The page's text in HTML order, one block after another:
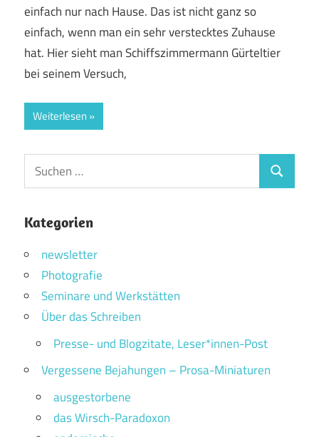
einfach nur nach Hause. Das ist nicht ganz so
einfach, wenn man ein sehr verstecktes Zuhause
hat. Hier sieht man Schiffszimmermann Gürteltier
bei seinem Versuch,
Weiterlesen
Suchen
nach:
Suchen
Kategorien
newsletter
Photografie
Seminare und Werkstätten
Über das Schreiben
Presse- und Blogzitate, Leser*innen-Post
Vergessene Bejahungen – Prosa-Miniaturen
ausgestorbene
das Wirsch-Paradoxon